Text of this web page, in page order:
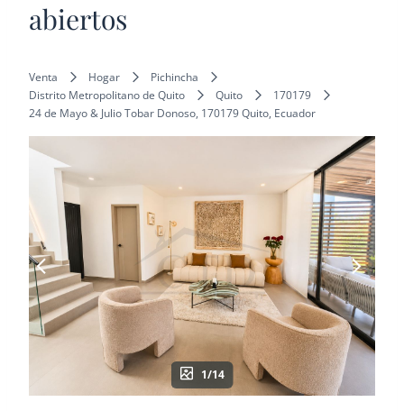
abiertos
Venta Hogar
Pichincha
Distrito Metropolitano de Quito
Quito
170179
24 de Mayo & Julio Tobar Donoso, 170179 Quito, Ecuador
1/14